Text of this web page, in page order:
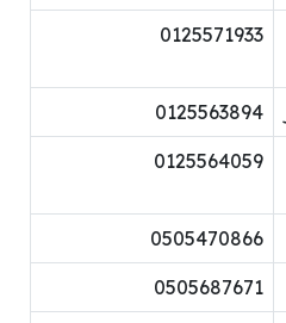
0125571933
0125563894
0125564059
0505470866
0505687671